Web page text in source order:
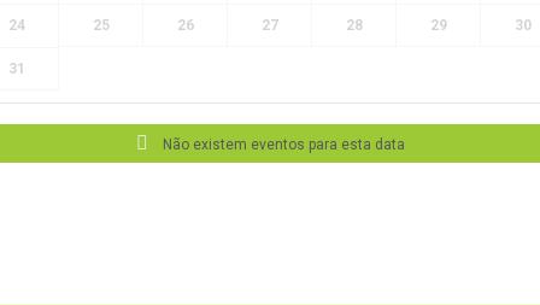
24 25 26 27 28 29 30
31
Não existem eventos para esta data